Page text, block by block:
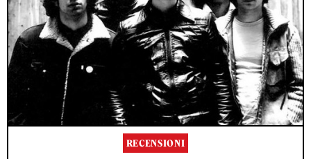
RECENSIONI